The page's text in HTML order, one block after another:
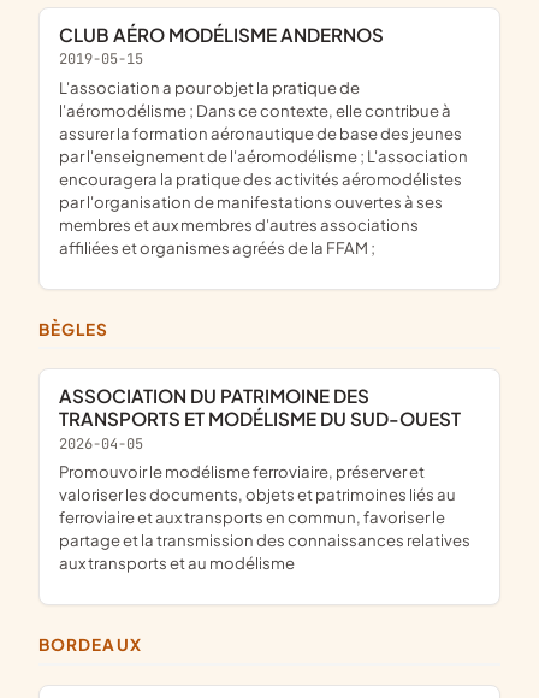
CLUB AÉRO MODÉLISME ANDERNOS
2019-05-15
l'association a pour objet la pratique de
l'aéromodélisme ; Dans ce contexte, elle contribue à
assurer la formation aéronautique de base des jeunes
par l'enseignement de l'aéromodélisme ; L'association
encouragera la pratique des activités aéromodélistes
par l'organisation de manifestations ouvertes à ses
membres et aux membres d'autres associations
affiliées et organismes agréés de la FFAM ;
BÈGLES
ASSOCIATION DU PATRIMOINE DES
TRANSPORTS ET MODÉLISME DU SUD-OUEST
2026-04-05
promouvoir le modélisme ferroviaire, préserver et
valoriser les documents, objets et patrimoines liés au
ferroviaire et aux transports en commun, favoriser le
partage et la transmission des connaissances relatives
aux transports et au modélisme
BORDEAUX